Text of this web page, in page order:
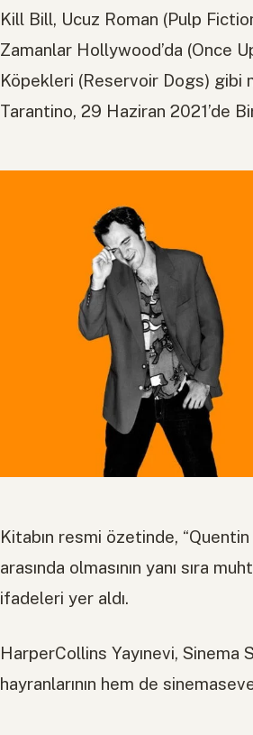
Kill Bill, Ucuz Roman (Pulp
Zamanlar Hollywood’da (Once
Köpekleri (Reservoir Dogs) gibi
Tarantino, 29 Haziran 2021’de
Kitabın resmi özetinde,
arasında olmasının yanı sıra
ifadeleri yer aldı.
HarperCollins Yayınevi, Sinema
hayranlarının hem de